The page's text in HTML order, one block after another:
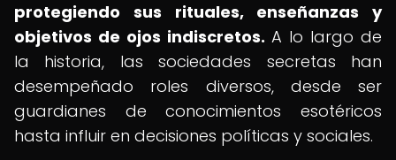
protegiendo sus rituales, enseñanzas y
objetivos de ojos indiscretos. A lo largo de
la historia, las sociedades secretas han
desempeñado roles diversos, desde ser
guardianes de conocimientos esotéricos
hasta influir en decisiones políticas y sociales.